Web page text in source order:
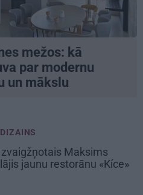
mežos: kā
par modernu
un mākslu
zvaigžņotais Maksims
jaunu restorānu «Kíce»